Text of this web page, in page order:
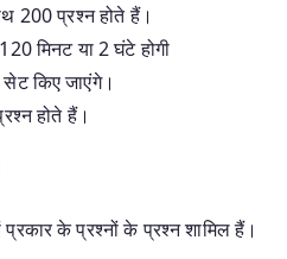
200 प्रश्न होते हैं।
मिनट या 2 घंटे होगी
सेट किए जाएंगे।
होते हैं।
के प्रश्नों के प्रश्न शामिल हैं।